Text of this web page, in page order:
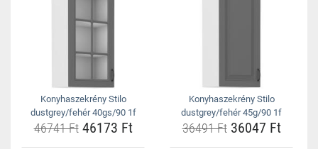
Konyhaszekrény Stilo
dustgrey/fehér 40gs/90 1f
46741 Ft46173 Ft
Konyhaszekrény Stilo
dustgrey/fehér 45g/90 1f
36491 Ft36047 Ft